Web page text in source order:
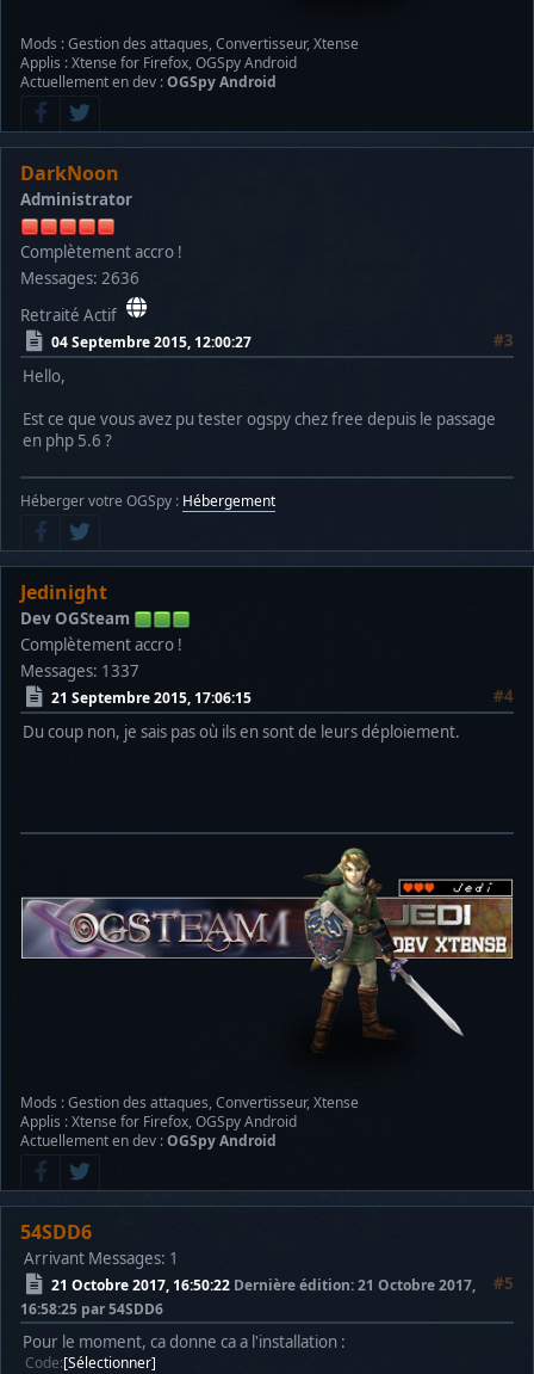
Mods : Gestion des attaques, Convertisseur, Xtense
Applis : Xtense for Firefox, OGSpy Android
Actuellement en dev :OGSpy Android
DarkNoon
Administrator
Complètement accro !
Messages: 2636
Retraité Actif
04 Septembre 2015, 12:00:27
#3
Hello,
Est ce que vous avez pu tester ogspy chez free depuis le passage
en php 5.6 ?
Héberger votre OGSpy : Hébergement
Jedinight
Dev OGSteam
Complètement accro !
Messages: 1337
21 Septembre 2015, 17:06:15
#4
Du coup non, je sais pas où ils en sont de leurs déploiement.
Mods : Gestion des attaques, Convertisseur, Xtense
Applis : Xtense for Firefox, OGSpy Android
Actuellement en dev :OGSpy Android
54SDD6
Arrivant Messages: 1
21 Octobre 2017, 16:50:22 #5
Dernière édition: 21 Octobre 2017,
16:58:25 par 54SDD6
Pour le moment, ca donne ca a l'installation :
Code Sélectionner